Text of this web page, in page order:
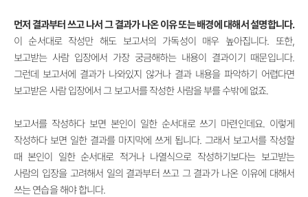
먼저 결과부터 쓰고 나서 그 결과가 나온 이유 또는 배경에 대해서 설명합니다.
이 순서대로 작성만 해도 보고서의 가독성이 매우 높아집니다. 또한,
보고받는 사람 입장에서 가장 궁금해하는 내용이 결과이기 때문입니다.
그런데 보고서에 결과가 나와있지 않거나 결과 내용을 파악하기 어렵다면
보고받은 사람 입장에서 그 보고서를 작성한 사람을 부를 수밖에 없죠.
보고서를 작성하다 보면 본인이 일한 순서대로 쓰기 마련인데요. 이렇게
작성하다 보면 일한 결과를 마지막에 쓰게 됩니다. 그래서 보고서를 작성할
때 본인이 일한 순서대로 적거나 나열식으로 작성하기보다는 보고받는
사람의 입장을 고려해서 일의 결과부터 쓰고 그 결과가 나온 이유에 대해서
쓰는 연습을 해야 합니다.